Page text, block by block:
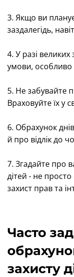
3. Якщо ви
заздалегідь,
4. У разі великих
умови, особливо
5. Не забувайте
Враховуйте їх у
6. Обрахунок
й про відлік до
7. Згадайте про
дітей - не
захист прав та
Часто
захисту